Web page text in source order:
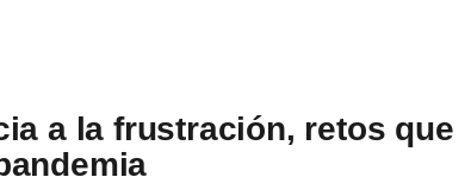
a la frustración, retos que